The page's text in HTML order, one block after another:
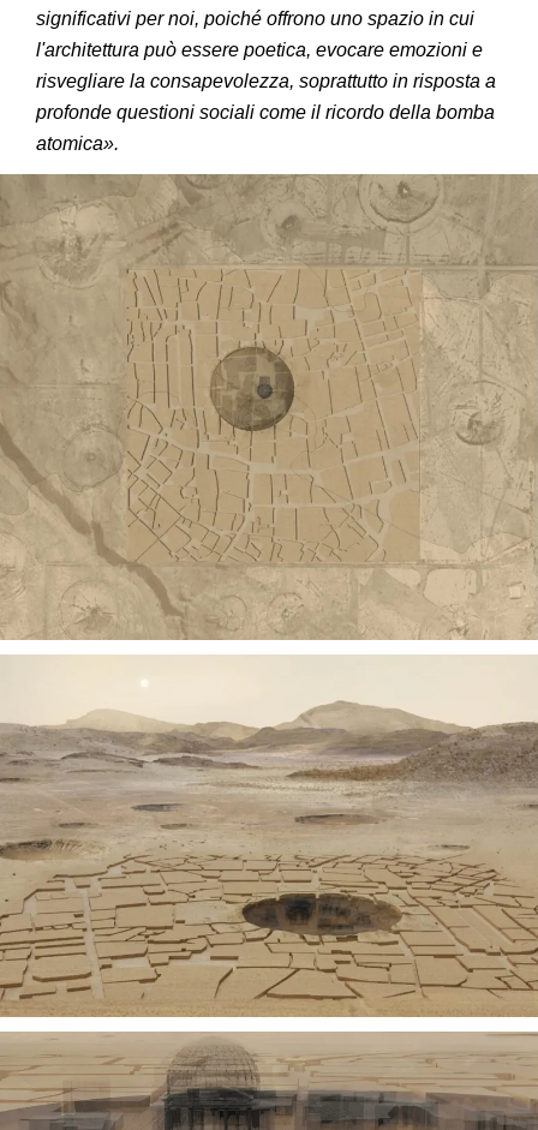
significativi per noi, poiché offrono uno spazio in cui
l'architettura può essere poetica, evocare emozioni e
risvegliare la consapevolezza, soprattutto in risposta a
profonde questioni sociali come il ricordo della bomba
atomica».